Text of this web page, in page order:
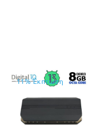
11% Έκπτωση